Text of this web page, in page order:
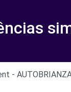
-